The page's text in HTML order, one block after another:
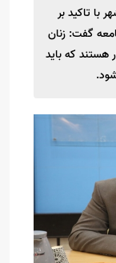
با تاکید بر
گفت: زنان
هستند که باید